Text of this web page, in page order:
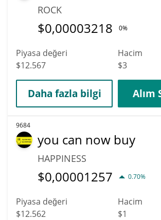
ROCK
$0,00003218 0%
Piyasa değeri
$12.567
Hacim
$3
Daha fazla bilgi Alım
9684
you can now buy
HAPPINESS
$0,00001257 0.70%
Piyasa değeri
$12.562
Hacim
$1